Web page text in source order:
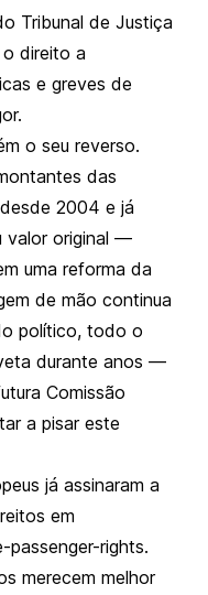
Tribunal de Justiça
direito a
e greves de
o seu reverso.
das
2004 e já
valor original —
uma reforma da
de mão continua
político, todo o
durante anos —
Comissão
a pisar este
já assinaram a
em
rights.
merecem melhor